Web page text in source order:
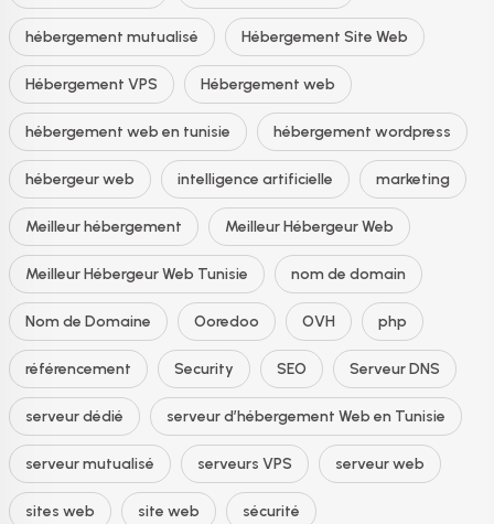
hébergement mutualisé Hébergement Site Web
Hébergement VPS Hébergement web
hébergement web en tunisie hébergement wordpress
hébergeur web intelligence artificielle marketing
Meilleur hébergement Meilleur Hébergeur Web
Meilleur Hébergeur Web Tunisie nom de domain
Nom de Domaine Ooredoo OVH php
référencement Security SEO Serveur DNS
serveur dédié serveur d’hébergement Web en Tunisie
serveur mutualisé serveurs VPS serveur web
sites web site web sécurité